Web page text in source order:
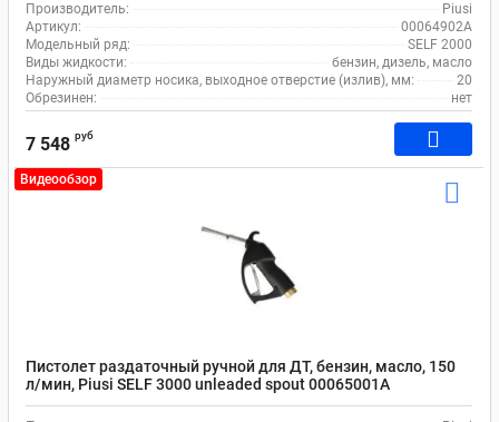
Производитель:
Piusi
Артикул:
00064902A
Модельный ряд:
SELF 2000
Виды жидкости:
бензин, дизель, масло
Наружный диаметр носика, выходное отверстие (излив), мм:
20
Обрезинен:
нет
7 548 руб
Видеообзор
Пистолет раздаточный ручной для ДТ, бензин, масло, 150
л/мин, Piusi SELF 3000 unleaded spout 00065001A